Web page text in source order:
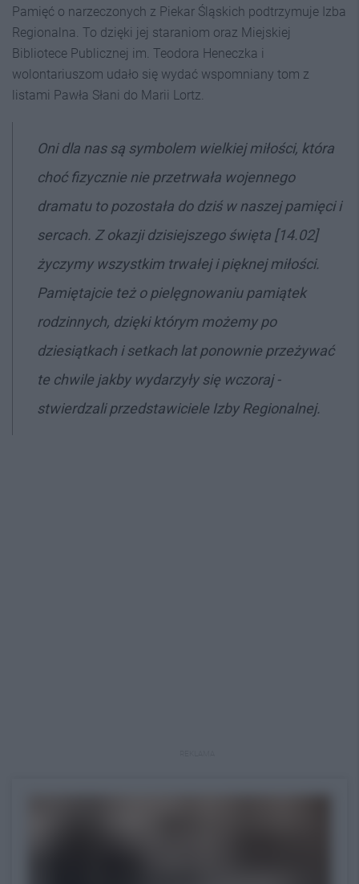
Pamięć o narzeczonych z Piekar Śląskich podtrzymuje Izba
Regionalna. To dzięki jej staraniom oraz Miejskiej
Bibliotece Publicznej im. Teodora Heneczka i
wolontariuszom udało się wydać wspomniany tom z
listami Pawła Słani do Marii Lortz
Oni dla nas są symbolem wielkiej miłości, która
choć fizycznie nie przetrwała wojennego
dramatu to pozostała do dziś w naszej pamięci i
sercach. Z okazji dzisiejszego święta [14.02]
życzymy wszystkim trwałej i pięknej miłości.
Pamiętajcie też o pielęgnowaniu pamiątek
rodzinnych, dzięki którym możemy po
dziesiątkach i setkach lat ponownie przeżywać
te chwile jakby wydarzyły się wczoraj -
stwierdzali przedstawiciele Izby Regionalnej.